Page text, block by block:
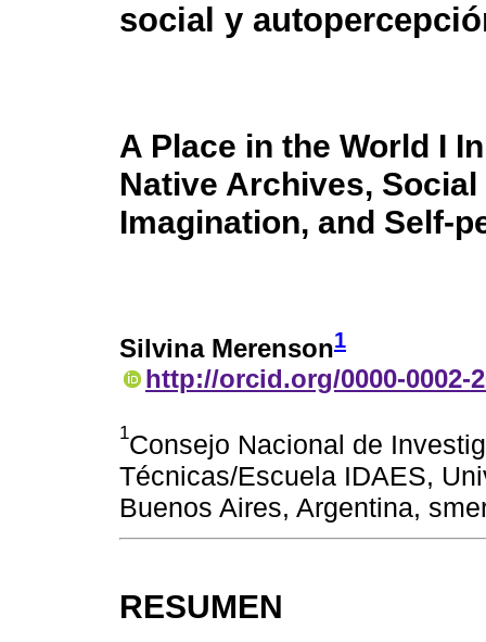
social y
A Place in the World I
Native Archives, Social
Imagination, and Self-
Silvina Merenson1
http://orcid.org/0000-0002-
1Consejo Nacional de
Técnicas/Escuela IDAES,
Buenos Aires, Argentina,
RESUMEN